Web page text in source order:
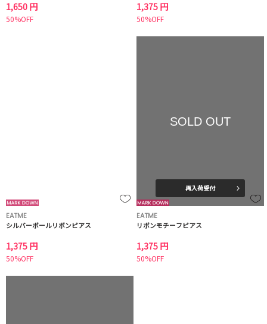
1,650 円
50%OFF
1,375 円
50%OFF
EATME
シルバーボールリボンピアス
1,375 円
50%OFF
SOLD OUT
再入荷受付
EATME
リボンモチーフピアス
1,375 円
50%OFF